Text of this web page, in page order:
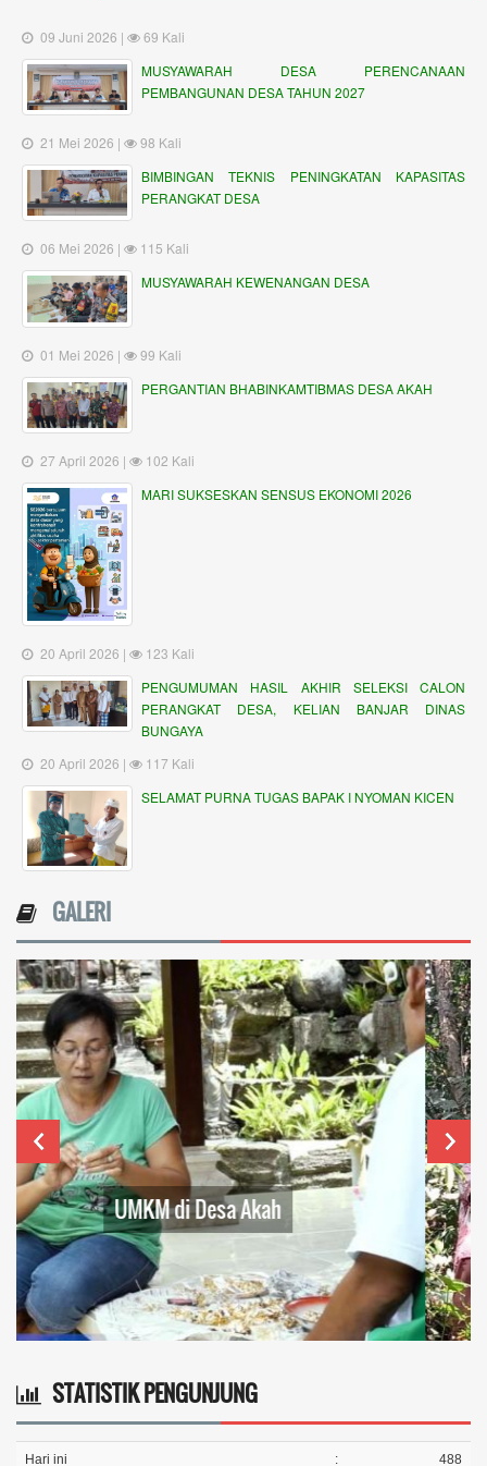
09 Juni 2026 |
69 Kali
MUSYAWARAH DESA PERENCANAAN
PEMBANGUNAN DESA TAHUN 2027
21 Mei 2026 |
98 Kali
BIMBINGAN TEKNIS PENINGKATAN KAPASITAS
PERANGKAT DESA
06 Mei 2026 |
115 Kali
MUSYAWARAH KEWENANGAN DESA
01 Mei 2026 |
99 Kali
PERGANTIAN BHABINKAMTIBMAS DESA AKAH
27 April 2026 |
102 Kali
MARI SUKSESKAN SENSUS EKONOMI 2026
20 April 2026 |
123 Kali
PENGUMUMAN HASIL AKHIR SELEKSI CALON
PERANGKAT DESA, KELIAN BANJAR DINAS
BUNGAYA
20 April 2026 |
117 Kali
SELAMAT PURNA TUGAS BAPAK I NYOMAN KICEN
GALERI
KEGIATAN PAMSIMAS DESA AKAH
STATISTIK PENGUNJUNG
Hari ini : 488